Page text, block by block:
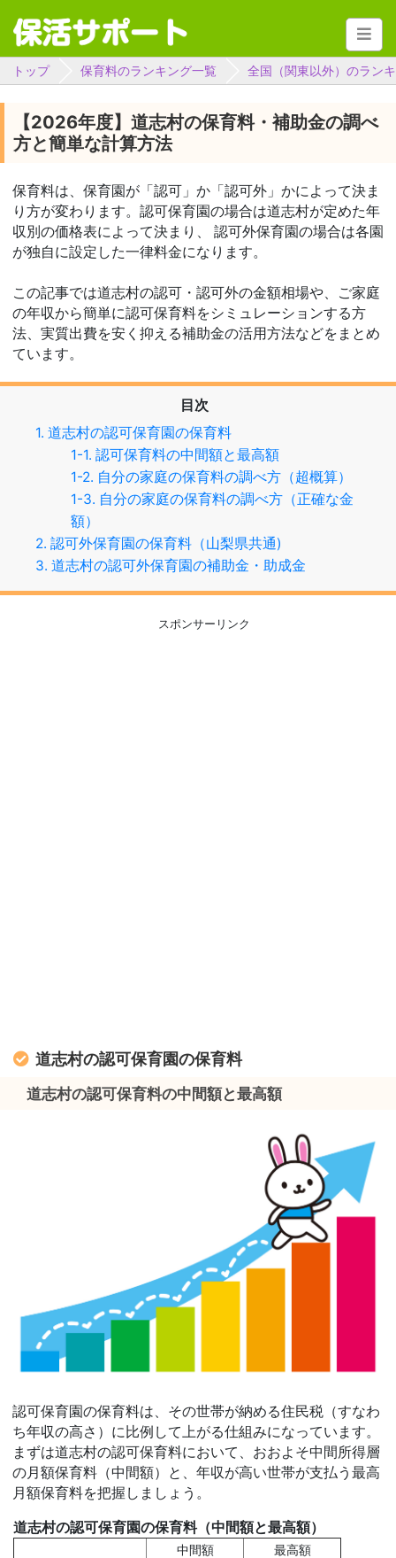
トップ 保育料のランキング一覧 全国（関東以外）のラン
【2026年度】道志村の保育料・補助金の調べ
方と簡単な計算方法
保育料は、保育園が「認可」か「認可外」かによって決ま
り方が変わります。認可保育園の場合は道志村が定めた年
収別の価格表によって決まり、 認可外保育園の場合は各園
が独自に設定した一律料金になります。
この記事では道志村の認可・認可外の金額相場や、ご家庭
の年収から簡単に認可保育料をシミュレーションする方
法、実質出費を安く抑える補助金の活用方法などをまとめ
ています。
目次
1. 道志村の認可保育園の保育料
1-1. 認可保育料の中間額と最高額
1-2. 自分の家庭の保育料の調べ方（超概算）
1-3. 自分の家庭の保育料の調べ方（正確な金
額）
2. 認可外保育園の保育料（山梨県共通)
3. 道志村の認可外保育園の補助金・助成金
スポンサーリンク
道志村の認可保育園の保育料
道志村の認可保育料の中間額と最高額
認可保育園の保育料は、その世帯が納める住民税（すなわ
ち年収の高さ）に比例して上がる仕組みになっています。
まずは道志村の認可保育料において、おおよそ中間所得層
の月額保育料（中間額）と、年収が高い世帯が支払う最高
月額保育料を把握しましょう。
道志村の認可保育園の保育料（中間額と最高額）
中間額
最高額